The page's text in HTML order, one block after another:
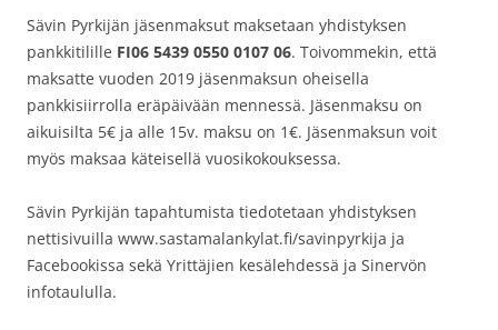
Sävin Pyrkijän jäsenmaksut maksetaan yhdistyksen
pankkitilille FI06 5439 0550 0107 06. Toivommekin, että
maksatte vuoden 2019 jäsenmaksun oheisella
pankkisiirrolla eräpäivään mennessä. Jäsenmaksu on
aikuisilta 5€ ja alle 15v. maksu on 1€. Jäsenmaksun voit
myös maksaa käteisellä vuosikokouksessa.
Sävin Pyrkijän tapahtumista tiedotetaan yhdistyksen
nettisivuilla www.sastamalankylat.fi/savinpyrkija ja
Facebookissa sekä Yrittäjien kesälehdessä ja Sinervön
infotaululla.